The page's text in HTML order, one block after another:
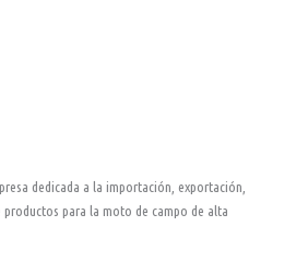
dedicada a la importación, exportación,
para la moto de campo de alta